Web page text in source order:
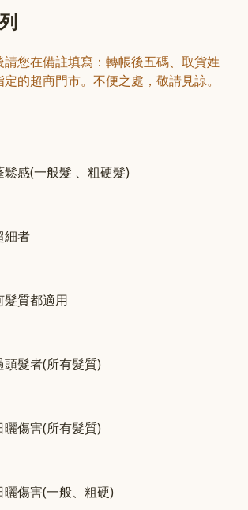
您在備註填寫：轉帳後五碼、取貨姓
的超商門市。不便之處，敬請見諒。
感(一般髮 、粗硬髮)
細者
質都適用
髮者(所有髮質)
傷害(所有髮質)
傷害(一般、粗硬)